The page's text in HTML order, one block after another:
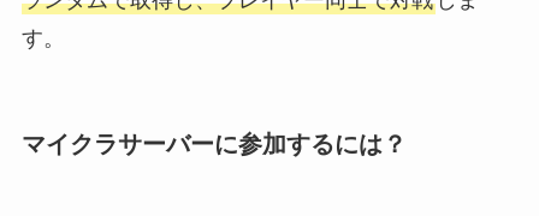
す。
マイクラサーバーに参加するには？